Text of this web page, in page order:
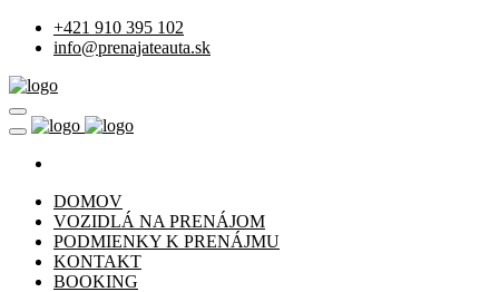
+421 910 395 102
info@prenajateauta.sk
DOMOV
VOZIDLÁ NA PRENÁJOM
PODMIENKY K PRENÁJMU
KONTAKT
BOOKING